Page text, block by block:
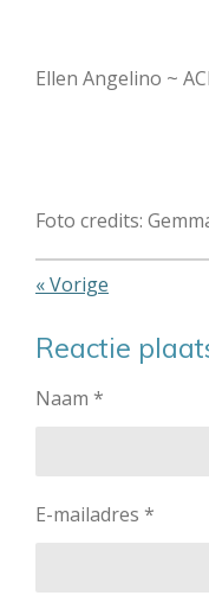
Ellen Angelino ~
Foto credits:
«Vorige
Reactie
Naam *
E-mailadres *